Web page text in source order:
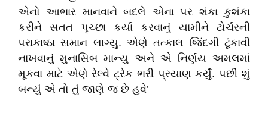
એનો આભાર માનવાને બદલે એના પર શંકા કુશંકા
કરીને સતત પૃચ્છા કર્યા કરવાનું યામીને ટોર્ચરની
પરાકાષ્ઠા સમાન લાગ્યુ. એણે તત્કાલ જિંદગી ટૂંકાવી
નાખવાનું મુનાસિબ માન્યુ અને એ નિર્ણય અમલમાં
મૂકવા માટે એણે રેલ્વે ટ્રેક ભરી પ્રયાણ કર્યું. પછી શું
બન્યું એ તો તું જાણે જ છે હવે’